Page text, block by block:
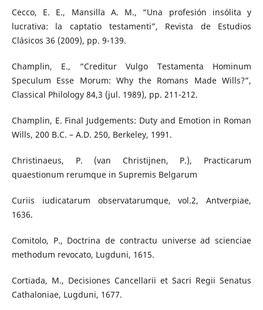
Cecco, E. E., Mansilla A. M., “Una profesión insólita y
lucrativa: la captatio testamenti”, Revista de Estudios
Clásicos 36 (2009), pp. 9-139.
Champlin, E., “Creditur Vulgo Testamenta Hominum
Speculum Esse Morum: Why the Romans Made Wills?”,
Classical Philology 84,3 (jul. 1989), pp. 211-212.
Champlin, E. Final Judgements: Duty and Emotion in Roman
Wills, 200 B.C. – A.D. 250, Berkeley, 1991.
Christinaeus, P. (van Christijnen, P.), Practicarum
quaestionum rerumque in Supremis Belgarum
Curiis iudicatarum observatarumque, vol.2, Antverpiae,
1636.
Comitolo, P., Doctrina de contractu universe ad scienciae
methodum revocato, Lugduni, 1615.
Cortiada, M., Decisiones Cancellarii et Sacri Regii Senatus
Cathaloniae, Lugduni, 1677.